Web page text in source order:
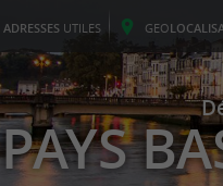
ADRESSES UTILES GEO
PAYS